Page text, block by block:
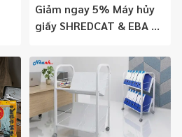
Giảm ngay 5% Máy hủy
giấy SHREDCAT & EBA –
nhất!